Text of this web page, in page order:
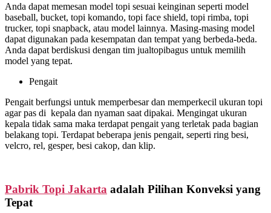
Anda dapat memesan model topi sesuai keinginan seperti model
baseball, bucket, topi komando, topi face shield, topi rimba, topi
trucker, topi snapback, atau model lainnya. Masing-masing model
dapat digunakan pada kesempatan dan tempat yang berbeda-beda.
Anda dapat berdiskusi dengan tim jualtopibagus untuk memilih
model yang tepat.
Pengait
Pengait berfungsi untuk memperbesar dan memperkecil ukuran topi
agar pas di kepala dan nyaman saat dipakai. Mengingat ukuran
kepala tidak sama maka terdapat pengait yang terletak pada bagian
belakang topi. Terdapat beberapa jenis pengait, seperti ring besi,
velcro, rel, gesper, besi cakop, dan klip.
Pabrik Topi Jakarta adalah Pilihan Konveksi yang
Tepat